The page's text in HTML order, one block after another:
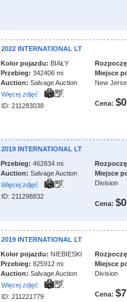
2022 INTERNATIONAL LT
Kolor pojazdu: BIAŁY
Przebieg: 342406 mi
Auction: Salvage Auction
Więcej zdjęć
ID: 211283038
Miejsce
New
Cena: $0
2019 INTERNATIONAL LT
Przebieg: 462834 mi
Auction: Salvage Auction
Więcej zdjęć
ID: 211298832
Miejsce
Division
Cena: $0
2019 INTERNATIONAL LT
Kolor pojazdu: NIEBIESKI
Przebieg: 825912 mi
Auction: Salvage Auction
Więcej zdjęć
ID: 211221779
Miejsce
Division
Cena: